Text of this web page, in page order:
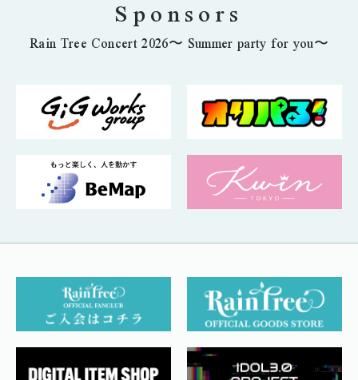
Sponsors
Rain Tree Concert 2026〜 Summer party for you〜